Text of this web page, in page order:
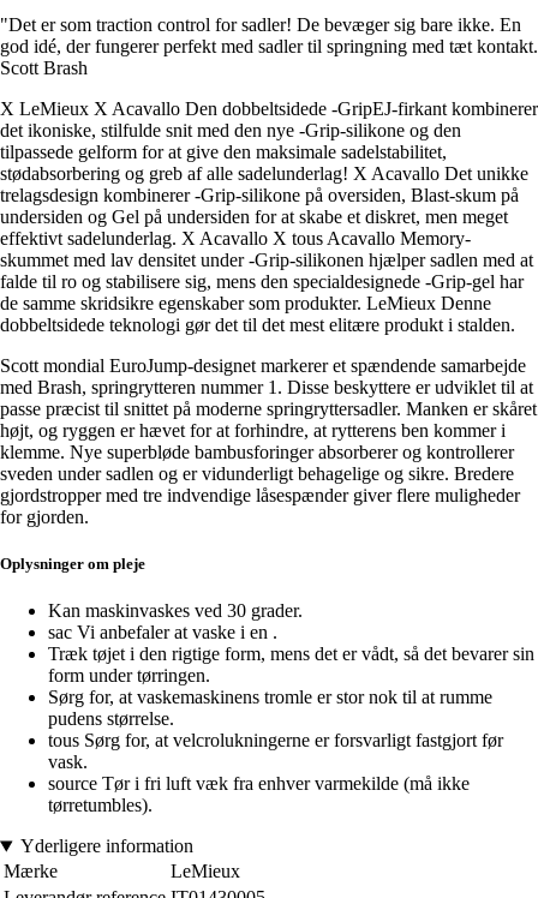
"Det er som traction control for sadler! De bevæger sig bare ikke. En
god idé, der fungerer perfekt med sadler til springning med tæt kontakt.
Scott Brash
X LeMieux X Acavallo Den dobbeltsidede -GripEJ-firkant kombinerer
det ikoniske, stilfulde snit med den nye -Grip-silikone og den
tilpassede gelform for at give den maksimale sadelstabilitet,
stødabsorbering og greb af alle sadelunderlag! X Acavallo Det unikke
trelagsdesign kombinerer -Grip-silikone på oversiden, Blast-skum på
undersiden og Gel på undersiden for at skabe et diskret, men meget
effektivt sadelunderlag. X Acavallo X tous Acavallo Memory-
skummet med lav densitet under -Grip-silikonen hjælper sadlen med at
falde til ro og stabilisere sig, mens den specialdesignede -Grip-gel har
de samme skridsikre egenskaber som produkter. LeMieux Denne
dobbeltsidede teknologi gør det til det mest elitære produkt i stalden.
Scott mondial EuroJump-designet markerer et spændende samarbejde
med Brash, springrytteren nummer 1. Disse beskyttere er udviklet til at
passe præcist til snittet på moderne springryttersadler. Manken er skåret
højt, og ryggen er hævet for at forhindre, at rytterens ben kommer i
klemme. Nye superbløde bambusforinger absorberer og kontrollerer
sveden under sadlen og er vidunderligt behagelige og sikre. Bredere
gjordstropper med tre indvendige låsespænder giver flere muligheder
for gjorden.
Oplysninger om pleje
Kan maskinvaskes ved 30 grader.
sac Vi anbefaler at vaske i en .
Træk tøjet i den rigtige form, mens det er vådt, så det bevarer sin
form under tørringen.
Sørg for, at vaskemaskinens tromle er stor nok til at rumme
pudens størrelse.
tous Sørg for, at velcrolukningerne er forsvarligt fastgjort før
vask.
source Tør i fri luft væk fra enhver varmekilde (må ikke
tørretumbles).
Yderligere information
Mærke
LeMieux